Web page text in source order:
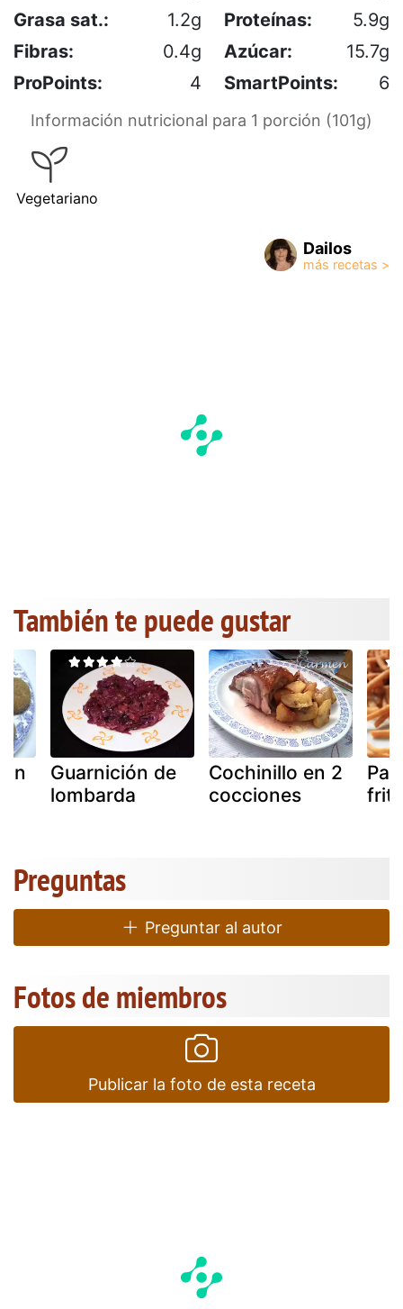
Grasa sat.:
1.2g Proteínas:
5.9g
Fibras:
0.4g Azúcar:
15.7g
ProPoints:
4 SmartPoints: 6
Información nutricional para 1 porción (101g)
Vegetariano
Dailos
También te puede gustar
Guarnición de
lombarda
Cochinillo en 2
cocciones
Preguntas
Preguntar al autor
Fotos de miembros
Publicar la foto de esta receta